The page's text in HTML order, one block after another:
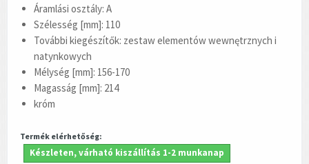
Áramlási osztály: A
Szélesség [mm]: 110
További kiegészítők: zestaw elementów wewnętrznych i
natynkowych
Mélység [mm]: 156-170
Magasság [mm]: 214
króm
Termék elérhetőség:
Készleten, várható kiszállítás 1-2 munkanap